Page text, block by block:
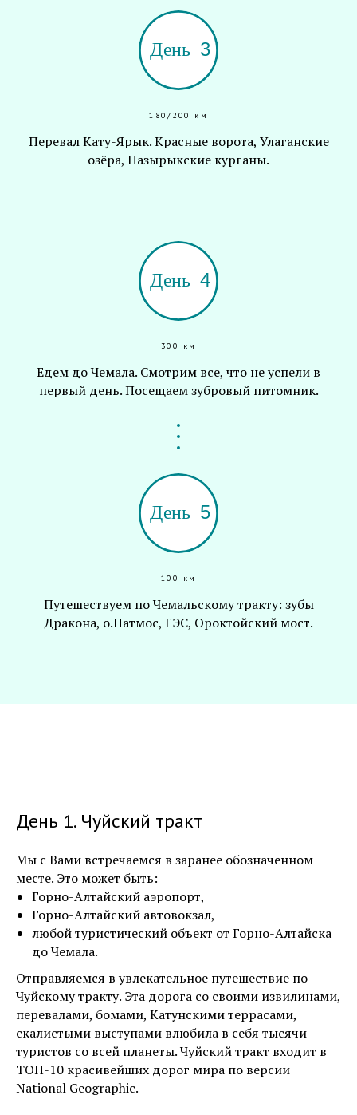
180/200 км
Перевал Кату-Ярык. Красные ворота, Улаганские
озёра, Пазырыкские курганы.
300 км
Едем до Чемала. Смотрим все, что не успели в
первый день. Посещаем зубровый питомник.
100 км
Путешествуем по Чемальскому тракту: зубы
Дракона, о.Патмос, ГЭС, Ороктойский мост.
День 1. Чуйский тракт
Мы с Вами встречаемся в заранее обозначенном
месте. Это может быть:
Горно-Алтайский аэропорт,
Горно-Алтайский автовокзал,
любой туристический объект от Горно-Алтайска
до Чемала.
Отправляемся в увлекательное путешествие по
Чуйскому тракту. Эта дорога со своими извилинами,
перевалами, бомами, Катунскими террасами,
скалистыми выступами влюбила в себя тысячи
туристов со всей планеты. Чуйский тракт входит в
ТОП-10 красивейших дорог мира по версии
National Geographic.